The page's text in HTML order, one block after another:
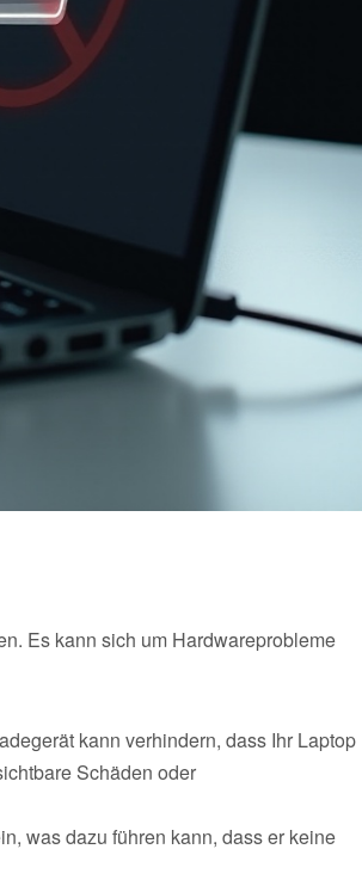
Es kann sich um Hardwareprobleme
kann verhindern, dass Ihr Laptop
Schäden oder
was dazu führen kann, dass er keine